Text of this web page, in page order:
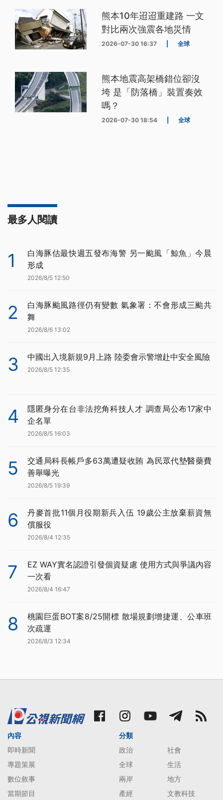
熊本10年迢迢重建路 一文
對比兩次強震各地災情
2026-07-30 16:37 全球
熊本地震高架橋錯位卻沒
垮 是「防落橋」裝置奏效
嗎？
2026-07-30 18:54 全球
最多人閱讀
1
白海豚估最快週五發布海警 另一颱風「鯨魚」今晨
形成
2026/8/5 12:50
2
白海豚颱風路徑仍有變數 氣象署：不會形成三颱共
舞
2026/8/6 13:02
3 中國出入境新規9月上路 陸委會示警增赴中安全風險
2026/8/5 12:35
4
隱匿身分在台非法挖角科技人才 調查局公布17家中
企名單
2026/8/5 16:03
5
交通局科長帳戶多63萬遭疑收賄 為民眾代墊醫藥費
善舉曝光
2026/8/5 19:39
6
丹麥首批11個月役期新兵入伍 19歲公主放棄薪資無
償服役
2026/8/4 12:35
7
EZ WAY實名認證引發個資疑慮 使用方式與爭議內容
一次看
2026/8/4 16:47
8
桃園巨蛋BOT案8/25開標 散場規劃增捷運、公車班
次疏運
2026/8/3 12:34
內容
即時新聞
專題策展
數位敘事
當期節目
分類
政治
社會
全球
生活
兩岸
地方
產經
文教科技